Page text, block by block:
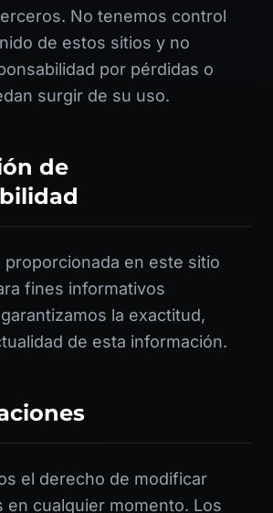
No tenemos control
de estos sitios y no
por pérdidas o
surgir de su uso.
de
proporcionada en este sitio
fines informativos
la exactitud,
de esta información.
el derecho de modificar
en cualquier momento. Los